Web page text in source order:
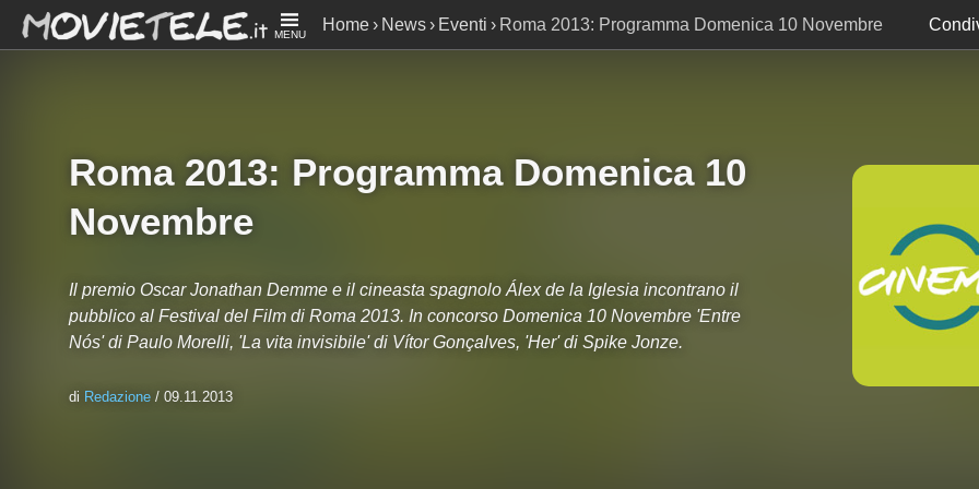
MENU
Home News Eventi Roma 2013: Programma Domenica 10 Novembre
Roma 2013: Programma Domenica 10
Novembre
Il premio Oscar Jonathan Demme e il cineasta spagnolo Álex de la Iglesia incontrano il
pubblico al Festival del Film di Roma 2013. In concorso Domenica 10 Novembre 'Entre
Nós' di Paulo Morelli, 'La vita invisibile' di Vítor Gonçalves, 'Her' di Spike Jonze.
di Redazione / 09.11.2013